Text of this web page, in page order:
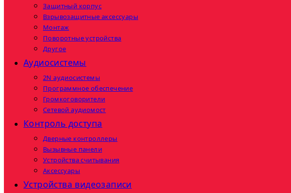
Защитный корпус
Взрывозащитные аксессуары
Монтаж
Поворотные устройства
Другое
Аудиосистемы
2N аудиосистемы
Программное обеспечение
Громкоговорители
Сетевой аудиомост
Контроль доступа
Дверные контроллеры
Вызывные панели
Устройства считывания
Аксессуары
Устройства видеозаписи